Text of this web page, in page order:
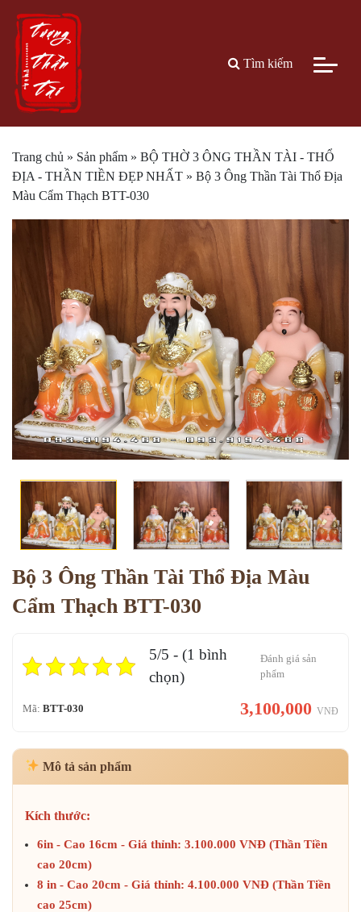
Tìm kiếm
Trang chủ » Sản phẩm » BỘ THỜ 3 ÔNG THẦN TÀI - THỔ
ĐỊA - THẦN TIỀN ĐẸP NHẤT » Bộ 3 Ông Thần Tài Thổ Địa
Màu Cẩm Thạch BTT-030
Bộ 3 Ông Thần Tài Thổ Địa Màu
Cẩm Thạch BTT-030
5/5 - (1 bình
chọn)
Đánh giá sản
phẩm
Mã: BTT-030 3,100,000 VNĐ
Mô tả sản phẩm
Kích thước:
6in - Cao 16cm - Giá thỉnh: 3.100.000 VNĐ (Thần Tiền
cao 20cm)
8 in - Cao 20cm - Giá thỉnh: 4.100.000 VNĐ (Thần Tiền
cao 25cm)